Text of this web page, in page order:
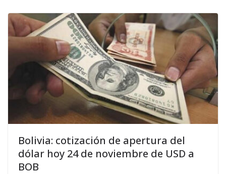
Bolivia: cotización de apertura del
dólar hoy 24 de noviembre de USD a
BOB